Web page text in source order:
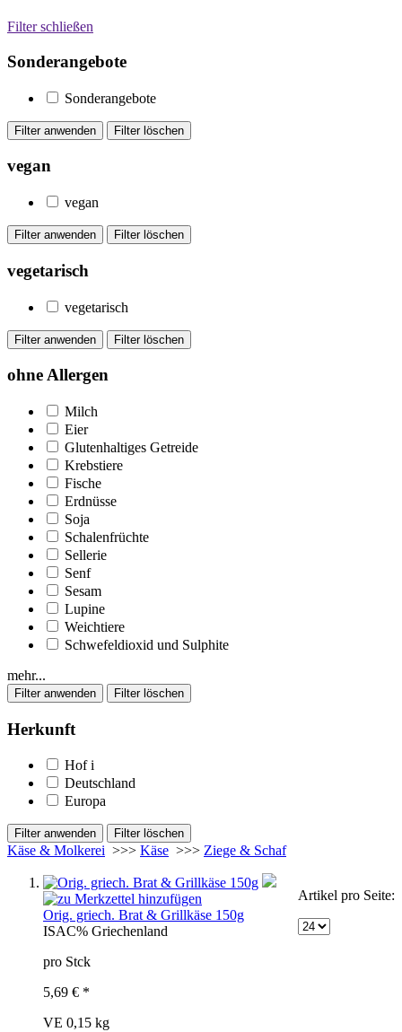
Filter schließen
Sonderangebote
Sonderangebote
vegan
vegan
vegetarisch
vegetarisch
ohne Allergen
Milch
Eier
Glutenhaltiges Getreide
Krebstiere
Fische
Erdnüsse
Soja
Schalenfrüchte
Sellerie
Senf
Sesam
Lupine
Weichtiere
Schwefeldioxid und Sulphite
mehr...
Herkunft
Hof i
Deutschland
Europa
Käse & Molkerei >>> Käse >>> Ziege & Schaf
Artikel pro Seite:
Orig. griech. Brat & Grillkäse 150g
ISAC% Griechenland
pro Stck
5,69 € *
VE 0,15 kg